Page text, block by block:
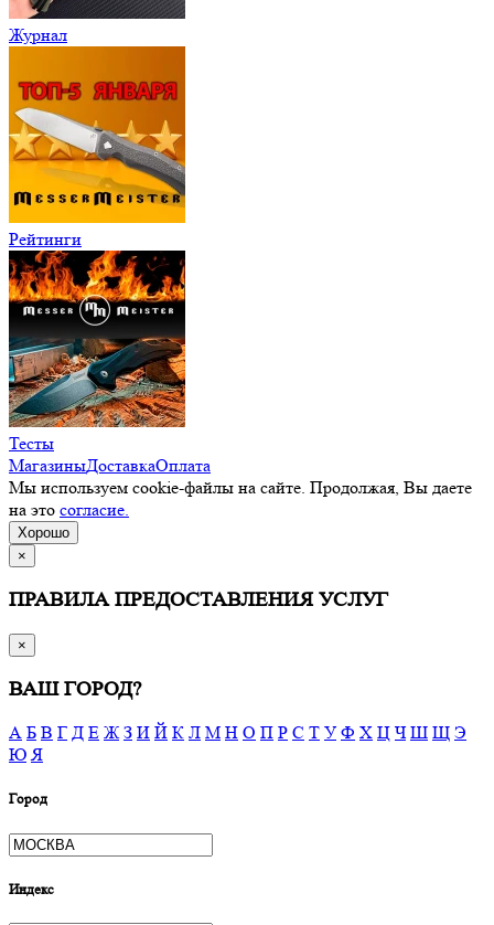
Журнал
Рейтинги
Тесты
МагазиныДоставкаОплата
Мы используем cookie-файлы на сайте. Продолжая, Вы даете
на это согласие.
Хорошо
×
ПРАВИЛА ПРЕДОСТАВЛЕНИЯ УСЛУГ
×
ВАШ ГОРОД?
А Б В Г Д Е Ж З И Й К Л М Н О П Р С Т У Ф Х Ц Ч Ш Щ Э
Ю Я
Город
Индекс